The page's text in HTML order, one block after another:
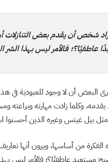
شخص أن يقدم بعض
عاطفيًا؟؛ فالأمر ليس بهذا الشر
البعض أن لا وجود للعبودية في
وكلما زادت مهارته وبراعته
مثل بيل غيتس وغيره الذين أحسنوا
من أساسها، ويرون أنها
مستعبد عاطفيًا؟؛ فالأمر ليس